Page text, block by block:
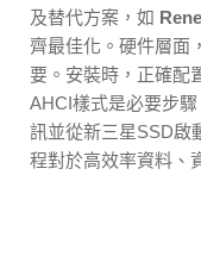
及替代方案，如
齊最佳化。硬件層面
要。安裝時，正確配
AHCI樣式是必要步
訊並從新三星SSD啟
程對於高效率資料、